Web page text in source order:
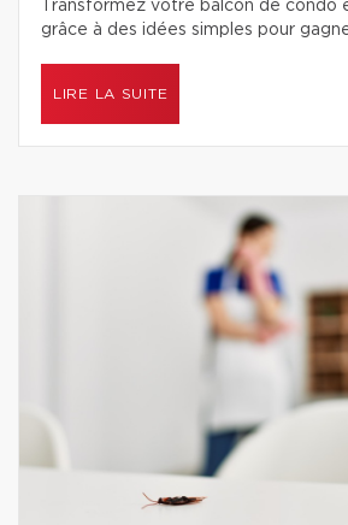
Transformez votre balcon de condo
grâce à des idées simples pour
LIRE LA SUITE